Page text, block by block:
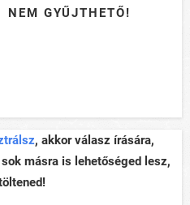
NEM GYŰJTHETŐ!
, akkor válasz írására,
másra is lehetőséged lesz,